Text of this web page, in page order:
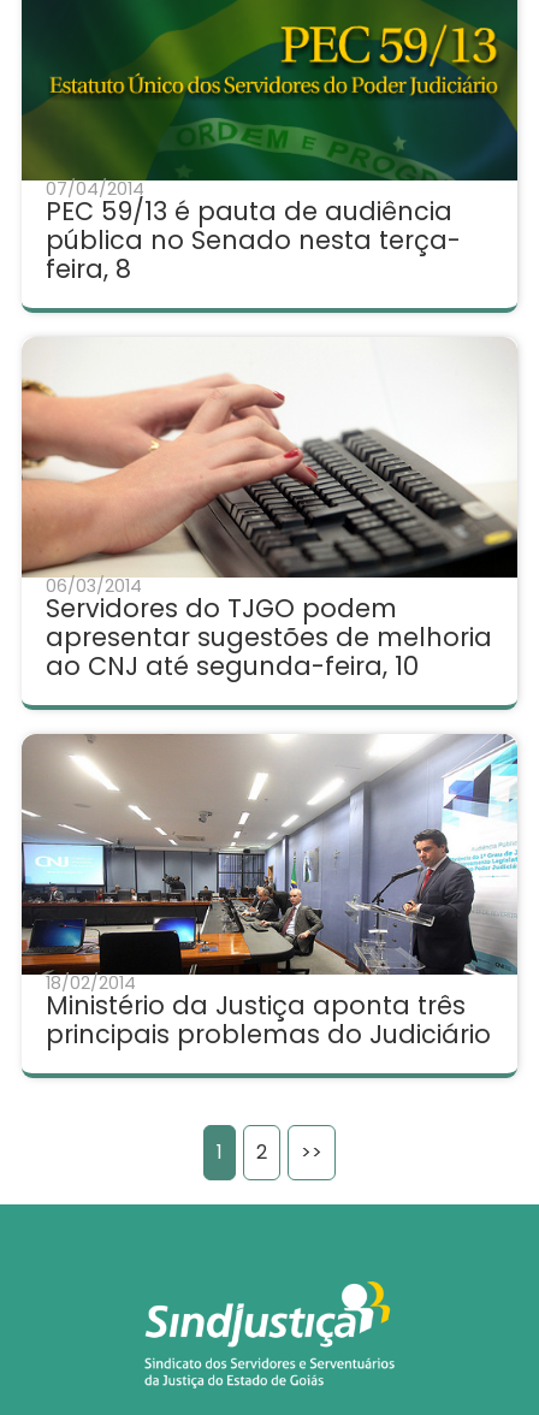
07/04/2014
PEC 59/13 é pauta de audiência
pública no Senado nesta terça-
feira, 8
06/03/2014
Servidores do TJGO podem
apresentar sugestões de melhoria
ao CNJ até segunda-feira, 10
18/02/2014
Ministério da Justiça aponta três
principais problemas do Judiciário
1 2 >>